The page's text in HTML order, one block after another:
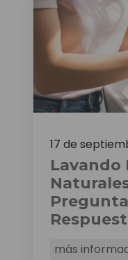
17 de
Lavando
más